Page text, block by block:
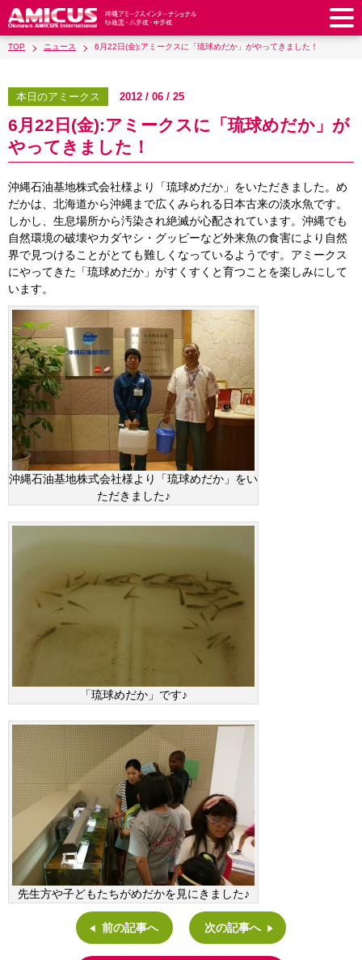
教育理念
教職員紹介 校歌・校章
アミークス・サマースクール
学校施設紹介 学費・諸費一覧
沿革・概要 採用情報
寄付のお願い AMICUSパートナーシップ
アクセス
幼稚園
幼稚園 預かり保育
制服 サポートランチ
スクールバス SHinE（PTA活動）
学童クラブ 制服
サポートランチ スクールバス
SHinE（PTA活動） 学費・諸費一覧
キッズ／ジュニアクラブ
放課後学習クラブ 卒業後の進路
制服 サポートランチ
スクールバス SHinE（PTA活動）
学費・諸費一覧 入園・入学について
入園・入学について
募集要項 編入・転入
学校見学・説明会
お知らせ 採用情報 お問い合わせ
在校生保護者の方へ 卒業生からのメッセージ
English
Close
TOP ニュース 6月22日(金):アミークスに「琉球めだか」がやってきました！
本日のアミークス 2012 / 06 / 25
6月22日(金):アミークスに「琉球めだか」が
やってきました！
沖縄石油基地株式会社様より「琉球めだか」をいただきました。め
だかは、北海道から沖縄まで広くみられる日本古来の淡水魚です。
しかし、生息場所から汚染され絶滅が心配されています。沖縄でも
自然環境の破壊やカダヤシ・グッピーなど外来魚の食害により自然
界で見つけることがとても難しくなっているようです。アミークス
にやってきた「琉球めだか」がすくすくと育つことを楽しみにして
います。
沖縄石油基地株式会社様より「琉球めだか」をい
ただきました♪
「琉球めだか」です♪
先生方や子どもたちがめだかを見にきました♪
前の記事へ 次の記事へ